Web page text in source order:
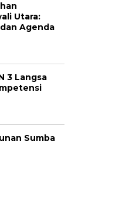
Utara:
Agenda
3 Langsa
Sumba